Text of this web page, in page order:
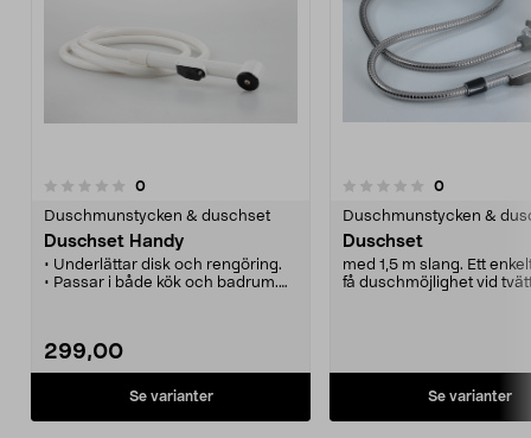
0recensioner
Duschmunstycken & duschset
Duschset Handy
• Underlättar disk och rengöring.
• Passar i både kök och badrum.
299,00
Se varianter
0.0 av 5 stjärnor 0recensioner
Duschmunstycken &
Duschset
med 1,5 m slang. Ett
få duschmöjlighet vid
Se varianter